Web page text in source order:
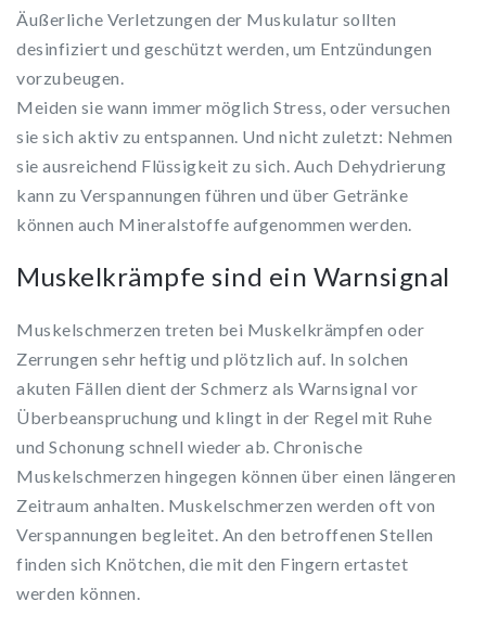
Äußerliche Verletzungen der Muskulatur sollten
desinfiziert und geschützt werden, um Entzündungen
vorzubeugen.
Meiden sie wann immer möglich Stress, oder versuchen
sie sich aktiv zu entspannen. Und nicht zuletzt: Nehmen
sie ausreichend Flüssigkeit zu sich. Auch Dehydrierung
kann zu Verspannungen führen und über Getränke
können auch Mineralstoffe aufgenommen werden.
Muskelkrämpfe sind ein Warnsignal
Muskelschmerzen treten bei Muskelkrämpfen oder
Zerrungen sehr heftig und plötzlich auf. In solchen
akuten Fällen dient der Schmerz als Warnsignal vor
Überbeanspruchung und klingt in der Regel mit Ruhe
und Schonung schnell wieder ab. Chronische
Muskelschmerzen hingegen können über einen längeren
Zeitraum anhalten. Muskelschmerzen werden oft von
Verspannungen begleitet. An den betroffenen Stellen
finden sich Knötchen, die mit den Fingern ertastet
werden können.